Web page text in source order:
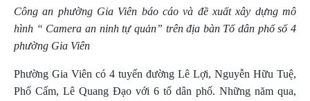
Công an phường Gia Viên báo cáo và đề xuất xây dựng mô
hình “ Camera an ninh tự quản” trên địa bàn Tổ dân phố số 4
phường Gia Viên
Phường Gia Viên có 4 tuyến đường Lê Lợi, Nguyễn Hữu Tuệ,
Phố Cấm, Lê Quang Đạo với 6 tổ dân phố. Những năm qua,